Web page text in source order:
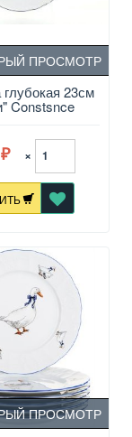
глубокая 23см
Constsnce
ПРОСМОТР
₽ ×
ПРОСМОТР